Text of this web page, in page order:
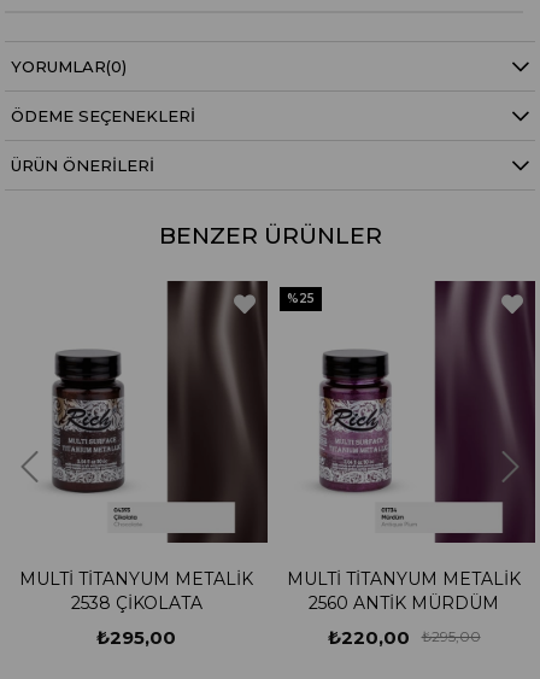
YORUMLAR(0)
ÖDEME SEÇENEKLERI
ÜRÜN ÖNERILERI
BENZER ÜRÜNLER
TİTANYUM METALİK
2538 ÇİKOLATA
₺295,00
MULTİ TİTANYUM METALİK
2560 ANTİK MÜRDÜM
₺220,00 ₺295,00
%25